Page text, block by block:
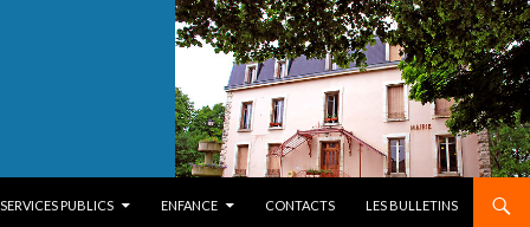
SERVICES PUBLICS ENFANCE CONTACTS LES BULLETINS